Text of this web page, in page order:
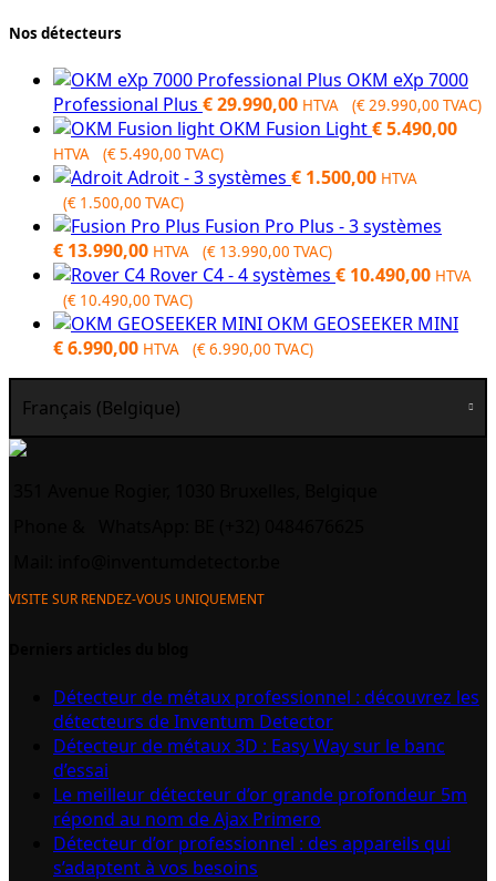
Nos détecteurs
OKM eXp 7000
Professional Plus €29.990,00 HTVA (€29.990,00 TVAC)
OKM Fusion Light€5.490,00
HTVA (€5.490,00 TVAC)
Adroit - 3 systèmes € 1.500,00 HTVA
(€ 1.500,00 TVAC)
Fusion Pro Plus - 3 systèmes
€ 13.990,00 HTVA (€ 13.990,00 TVAC)
Rover C4 - 4 systèmes € 10.490,00 HTVA
(€ 10.490,00 TVAC)
OKM GEOSEEKER MINI
€6.990,00 HTVA (€6.990,00 TVAC)
Français (Belgique)
VISITE SUR RENDEZ-VOUS UNIQUEMENT
Détecteur de métaux professionnel : découvrez les
détecteurs de Inventum Detector
Détecteur de métaux 3D : Easy Way sur le banc
d’essai
Le meilleur détecteur d’or grande profondeur 5m
répond au nom de Ajax Primero
Détecteur d’or professionnel : des appareils qui
s’adaptent à vos besoins